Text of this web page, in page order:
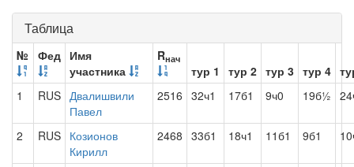
Таблица
№ Фед Имя
участника
Rнач
тур 1 тур 2 тур 3 тур 4
1
RUS Двалишвили
Павел
2516 32ч1 17б1 9ч0 19б½
2 RUS Козионов
Кирилл
2468 33б1 18ч1 11б1 9б1